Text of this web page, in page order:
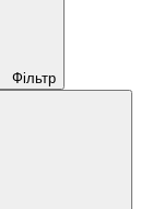
Фільтр